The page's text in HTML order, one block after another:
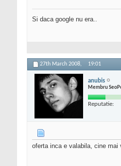
Si daca google nu era..
27th March 2008, 19:01
anubis
Membru
Reputatie:
oferta inca e valabila, cine mai